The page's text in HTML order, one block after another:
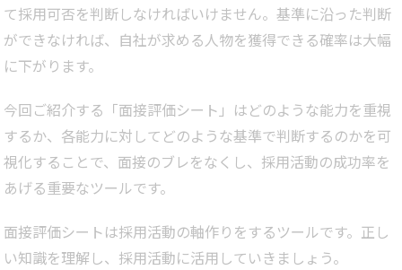
て採用可否を判断しなければいけません。基準に沿った判断
ができなければ、自社が求める人物を獲得できる確率は大幅
に下がります。
今回ご紹介する「面接評価シート」はどのような能力を重視
するか、各能力に対してどのような基準で判断するのかを可
視化することで、面接のブレをなくし、採用活動の成功率を
あげる重要なツールです。
面接評価シートは採用活動の軸作りをするツールです。正し
い知識を理解し、採用活動に活用していきましょう。